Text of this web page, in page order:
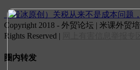
（毅冰原创）关税从来不是成本问题
Copyright 2018 - 外贸论坛 | 米课外贸
Rights Reserved |
圈内转发